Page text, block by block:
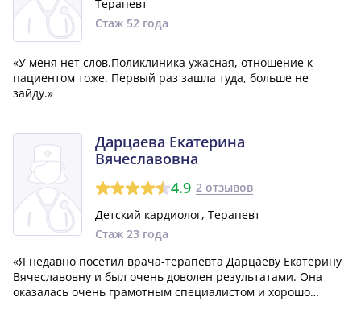
Терапевт
Стаж 52 года
«У меня нет слов.Поликлиника ужасная, отношение к
пациентом тоже. Первый раз зашла туда, больше не
зайду.»
Дарцаева Екатерина
Вячеславовна
4.9 2 отзывов
Детский кардиолог, Терапевт
Стаж 23 года
«Я недавно посетил врача-терапевта Дарцаеву Екатерину
Вячеславовну и был очень доволен результатами. Она
оказалась очень грамотным специалистом и хорошо